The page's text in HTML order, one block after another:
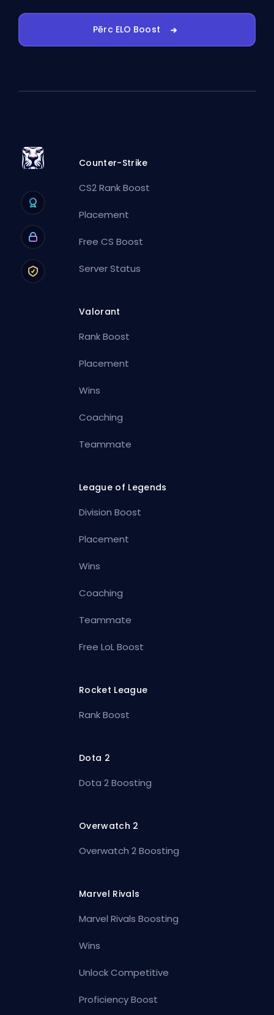
Pērc ELO Boost
Counter-Strike
CS2 Rank Boost
Placement
Free CS Boost
Server Status
Valorant
Rank Boost
Placement
Wins
Coaching
Teammate
League of Legends
Division Boost
Placement
Wins
Coaching
Teammate
Free LoL Boost
Rocket League
Rank Boost
Dota 2
Dota 2 Boosting
Overwatch 2
Overwatch 2 Boosting
Marvel Rivals
Marvel Rivals Boosting
Wins
Unlock Competitive
Proficiency Boost